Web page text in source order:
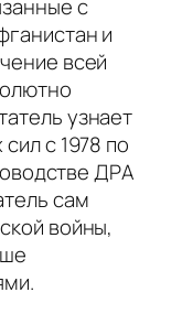
с
и
всей
узнает
с 1978 по
ДРА
сам
войны,